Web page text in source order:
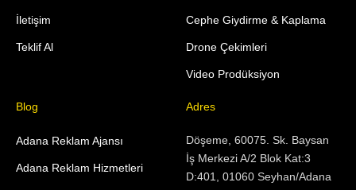
İletişim
Teklif Al
Cephe Giydirme & Kaplama
Drone Çekimleri
Video Prodüksiyon
Blog
Adana Reklam Ajansı
Adana Reklam Hizmetleri
Adres
Döşeme, 60075. Sk. Baysan
İş Merkezi A/2 Blok Kat:3
D:401, 01060 Seyhan/Adana